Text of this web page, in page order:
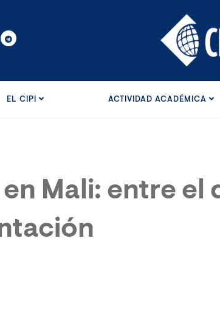
EL CIPI ACTIVIDAD ACADÉMICA
Mali: entre el